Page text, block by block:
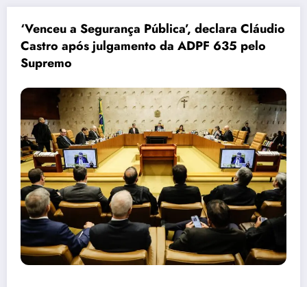
‘Venceu a Segurança Pública’, declara Cláudio
Castro após julgamento da ADPF 635 pelo
Supremo